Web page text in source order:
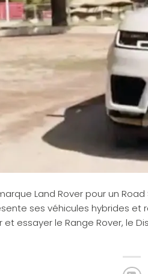
Land Rover pour un
ses véhicules hybrides et
et essayer le Range Rover, le